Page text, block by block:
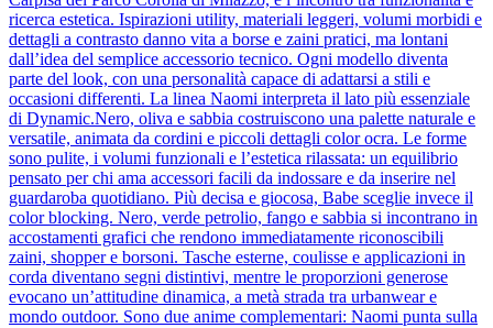
ricerca estetica. Ispirazioni utility, materiali leggeri, volumi morbidi e
dettagli a contrasto danno vita a borse e zaini pratici, ma lontani
dall’idea del semplice accessorio tecnico. Ogni modello diventa
parte del look, con una personalità capace di adattarsi a stili e
occasioni differenti. La linea Naomi interpreta il lato più essenziale
di Dynamic.Nero, oliva e sabbia costruiscono una palette naturale e
versatile, animata da cordini e piccoli dettagli color ocra. Le forme
sono pulite, i volumi funzionali e l’estetica rilassata: un equilibrio
pensato per chi ama accessori facili da indossare e da inserire nel
guardaroba quotidiano. Più decisa e giocosa, Babe sceglie invece il
color blocking. Nero, verde petrolio, fango e sabbia si incontrano in
accostamenti grafici che rendono immediatamente riconoscibili
zaini, shopper e borsoni. Tasche esterne, coulisse e applicazioni in
corda diventano segni distintivi, mentre le proporzioni generose
evocano un’attitudine dinamica, a metà strada tra urbanwear e
mondo outdoor. Sono due anime complementari: Naomi punta sulla